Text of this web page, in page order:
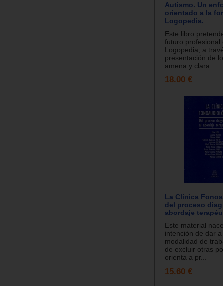
Autismo. Un
orientado a la
Logopedia.
Este libro
futuro profesional
Logopedia, a
presentación de
amena y clara...
18.00 €
La Clínica
del proceso
abordaje
Este material
intención de dar
modalidad de
de excluir otras
orienta a pr...
15.60 €